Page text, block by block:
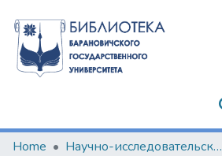
Communities & Collections
Home Научно-исследовательские разработки